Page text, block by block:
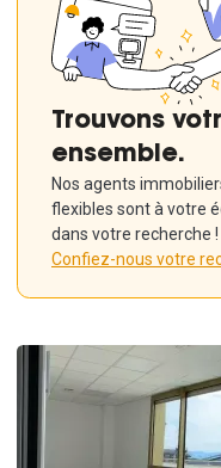
Trouvons
ensemble.
Nos agents
flexibles sont à votre
dans votre recherche !
Confiez-nous votre